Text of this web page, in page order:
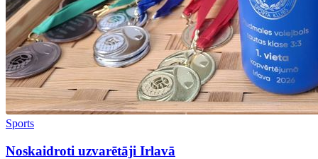
Sports
Noskaidroti uzvarētāji Irlavā